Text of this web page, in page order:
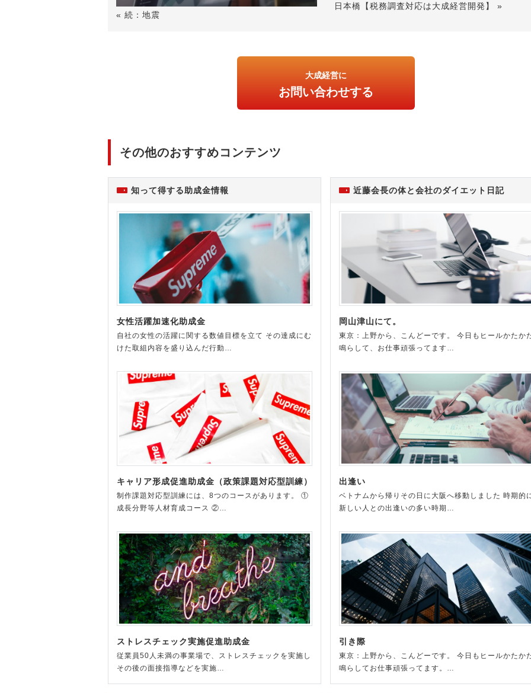
« 続：地震
日本橋【税務調査対応は大成経営開発】 »
大成経営に
お問い合わせする
その他のおすすめコンテンツ
知って得する助成金情報
女性活躍加速化助成金
自社の女性の活躍に関する数値目標を立て その達成にむ
けた取組内容を盛り込んだ行動…
キャリア形成促進助成金（政策課題対応型訓練）
制作課題対応型訓練には、8つのコースがあります。 ①
成長分野等人材育成コース ②…
ストレスチェック実施促進助成金
従業員50人未満の事業場で、ストレスチェックを実施し
その後の面接指導などを実施…
近藤会長の体と会社のダイエット日記
岡山津山にて。
東京：上野から、こんどーです。 今日もヒールかたか
鳴らして、お仕事頑張ってます…
出逢い
ベトナムから帰りその日に大阪へ移動しました 時期的
新しい人との出逢いの多い時期…
引き際
東京：上野から、こんどーです。 今日もヒールかたか
鳴らしてお仕事頑張ってます。…